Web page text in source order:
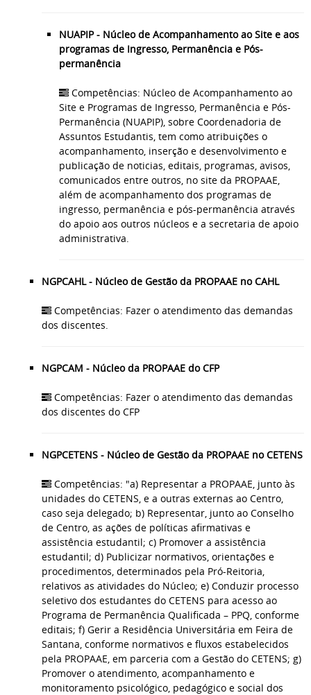
NUAPIP - Núcleo de Acompanhamento ao Site e aos
programas de Ingresso, Permanência e Pós-
permanência
Competências: Núcleo de Acompanhamento ao
Site e Programas de Ingresso, Permanência e Pós-
Permanência (NUAPIP), sobre Coordenadoria de
Assuntos Estudantis, tem como atribuições o
acompanhamento, inserção e desenvolvimento e
publicação de noticias, editais, programas, avisos,
comunicados entre outros, no site da PROPAAE,
além de acompanhamento dos programas de
ingresso, permanência e pós-permanência através
do apoio aos outros núcleos e a secretaria de apoio
administrativa.
NGPCAHL - Núcleo de Gestão da PROPAAE no CAHL
Competências: Fazer o atendimento das demandas
dos discentes.
NGPCAM - Núcleo da PROPAAE do CFP
Competências: Fazer o atendimento das demandas
dos discentes do CFP
NGPCETENS - Núcleo de Gestão da PROPAAE no CETENS
Competências: "a) Representar a PROPAAE, junto às
unidades do CETENS, e a outras externas ao Centro,
caso seja delegado; b) Representar, junto ao Conselho
de Centro, as ações de políticas afirmativas e
assistência estudantil; c) Promover a assistência
estudantil; d) Publicizar normativos, orientações e
procedimentos, determinados pela Pró-Reitoria,
relativos as atividades do Núcleo; e) Conduzir processo
seletivo dos estudantes do CETENS para acesso ao
Programa de Permanência Qualificada – PPQ, conforme
editais; f) Gerir a Residência Universitária em Feira de
Santana, conforme normativos e fluxos estabelecidos
pela PROPAAE, em parceria com a Gestão do CETENS; g)
Promover o atendimento, acompanhamento e
monitoramento psicológico, pedagógico e social dos